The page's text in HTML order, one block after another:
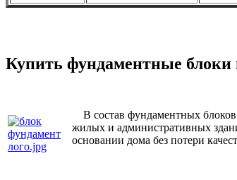
Купить фундаментные блоки
В состав фундаментных
жилых и административных
основании дома без потери